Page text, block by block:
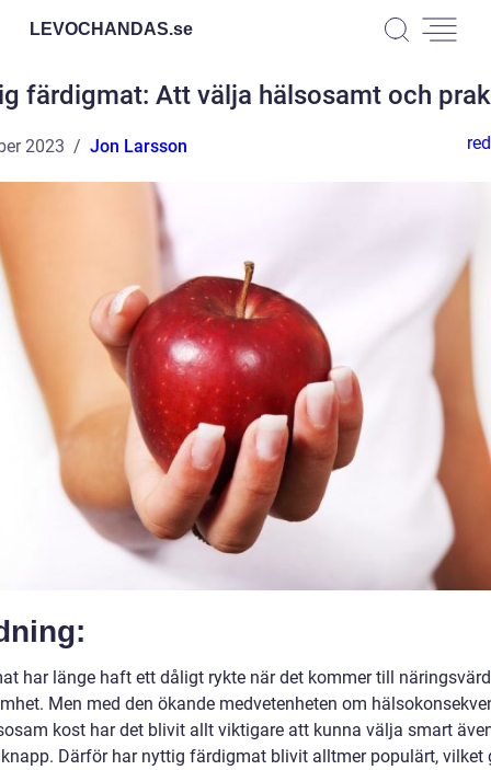
LEVOCHANDAS.se
färdigmat: Att välja hälsosamt och
2023 Jon Larsson
har länge haft ett dåligt rykte när det kommer till
Men med den ökande medvetenheten om
kost har det blivit allt viktigare att kunna välja smart
Därför har nyttig färdigmat blivit alltmer populärt, vilket